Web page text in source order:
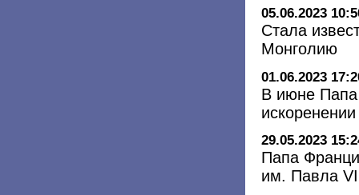
05.06.2023
Стала
Монголию
01.06.2023
В июне Папа
29.05.2023
Папа
им. Павла VI